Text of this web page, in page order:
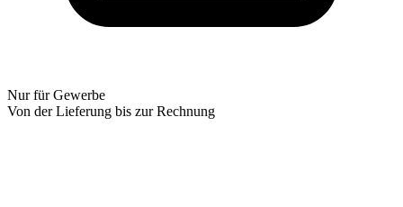
Nur für Gewerbe
Von der Lieferung bis zur Rechnung